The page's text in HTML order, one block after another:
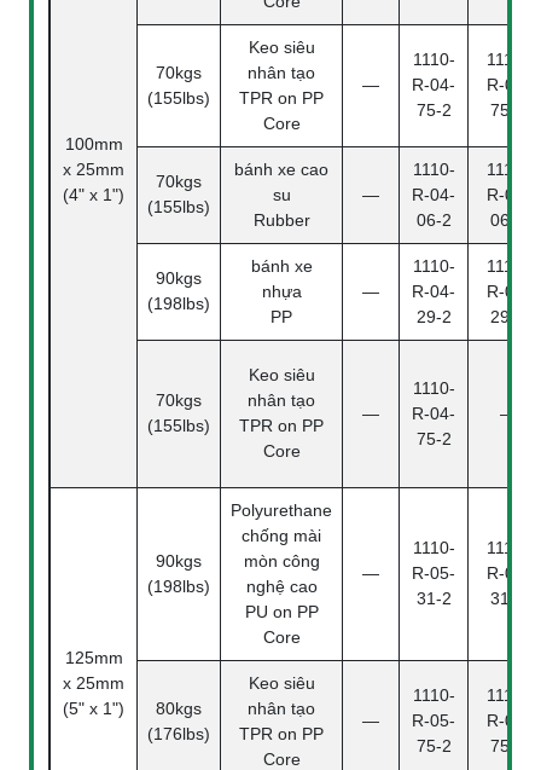
100mm
x 25mm
(4" x 1")
70kgs
(155lbs)
Keo siêu
nhân tạo
TPR on PP
Core
—
1110-
R-04-
75-2
1110-
R-04-
75-4
70kgs
(155lbs)
bánh xe cao
su
Rubber
—
1110-
R-04-
06-2
1110-
R-04-
06-4
90kgs
(198lbs)
bánh xe
nhựa
PP
—
1110-
R-04-
29-2
1110-
R-04-
29-2
70kgs
(155lbs)
Keo siêu
nhân tạo
TPR on PP
Core
—
1110-
R-04-
75-2
—
125mm
x 25mm
(5" x 1")
90kgs
(198lbs)
Polyurethane
chống mài
mòn công
nghệ cao
PU on PP
Core
—
1110-
R-05-
31-2
1110-
R-05-
31-4
80kgs
(176lbs)
Keo siêu
nhân tạo
TPR on PP
Core
—
1110-
R-05-
75-2
1110-
R-05-
75-4